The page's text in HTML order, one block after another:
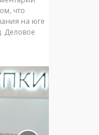
что
на юге
Деловое